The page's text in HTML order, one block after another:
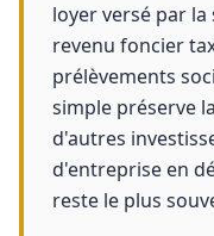
loyer versé par
revenu foncier
prélèvements
simple préserve
d'autres
d'entreprise en
reste le plus